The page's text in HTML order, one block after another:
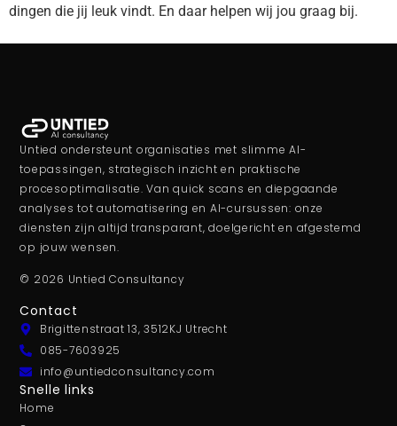
dingen die jij leuk vindt. En daar helpen wij jou graag bij.
Untied ondersteunt organisaties met slimme AI-
toepassingen, strategisch inzicht en praktische
procesoptimalisatie. Van quick scans en diepgaande
analyses tot automatisering en AI-cursussen: onze
diensten zijn altijd transparant, doelgericht en afgestemd
op jouw wensen.
© 2026 Untied Consultancy
Contact
Brigittenstraat 13, 3512KJ Utrecht
085-7603925
info@untiedconsultancy.com
Snelle links
Home